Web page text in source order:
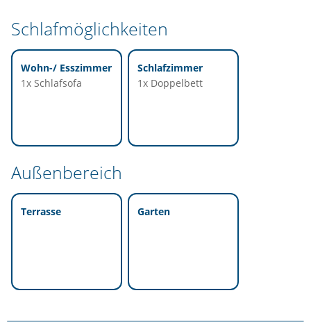
Schlafmöglichkeiten
Wohn-/ Esszimmer
1x Schlafsofa
Schlafzimmer
1x Doppelbett
Außenbereich
Terrasse Garten